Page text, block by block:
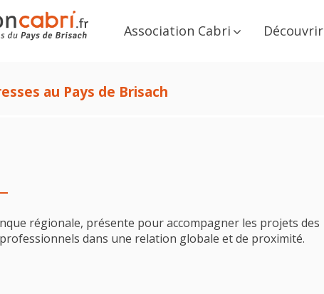
Association Cabri Découvrir
au Pays de Brisach
régionale, présente pour accompagner les projets des
dans une relation globale et de proximité.